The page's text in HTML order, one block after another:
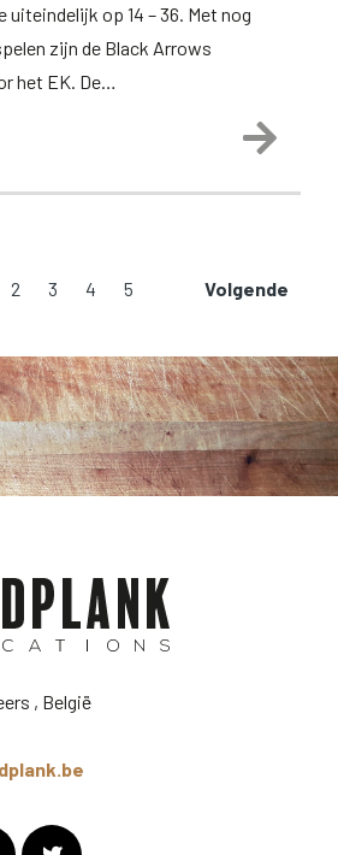
op 14 – 36. Met nog
zijn de Black Arrows
het EK. De…
Lees
2 3 4 5 Volgende
, België